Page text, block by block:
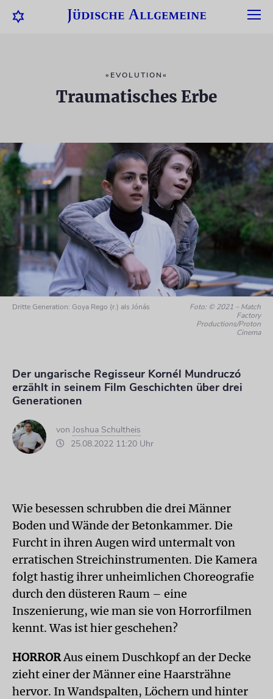
»EVOLUTION«
Traumatisches Erbe
Dritte Generation: Goya Rego (r.) als Jónás
Foto: © 2021 – Match
Factory
Productions/Proton
Cinema
Der ungarische Regisseur Kornél Mundruczó
erzählt in seinem Film Geschichten über drei
Generationen
von Joshua Schultheis
25.08.2022 11:20 Uhr
Wie besessen schrubben die drei Männer
Boden und Wände der Betonkammer. Die
Furcht in ihren Augen wird untermalt von
erratischen Streichinstrumenten. Die Kamera
folgt hastig ihrer unheimlichen Choreografie
durch den düsteren Raum – eine
Inszenierung, wie man sie von Horrorfilmen
kennt. Was ist hier geschehen?
HORRORAus einem Duschkopf an der Decke
zieht einer der Männer eine Haarsträhne
hervor. In Wandspalten, Löchern und hinter